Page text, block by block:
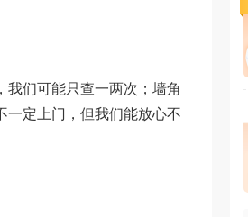
们可能只查一两次；墙角
一定上门，但我们能放心不